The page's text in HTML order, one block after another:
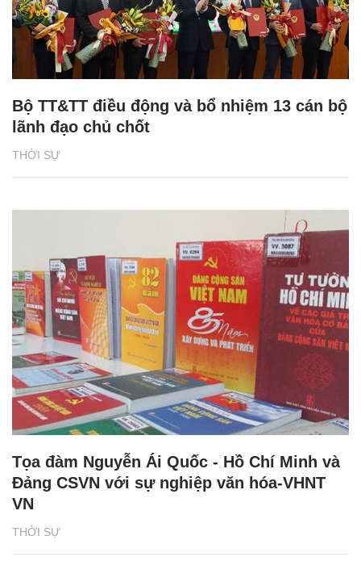
THỜI SỰ
Bộ TT&TT điều động và bổ nhiệm 13 cán bộ
lãnh đạo chủ chốt
THỜI SỰ
Tọa đàm Nguyễn Ái Quốc - Hồ Chí Minh và
Đảng CSVN với sự nghiệp văn hóa-VHNT
VN